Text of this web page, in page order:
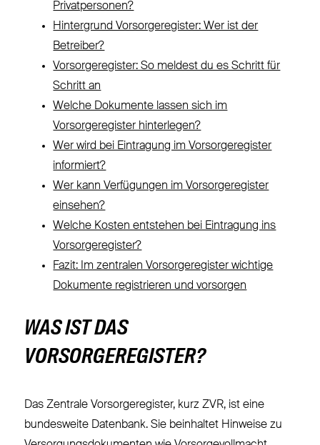
Privatpersonen?
Hintergrund Vorsorgeregister: Wer ist der
Betreiber?
Vorsorgeregister: So meldest du es Schritt für
Schritt an
Welche Dokumente lassen sich im
Vorsorgeregister hinterlegen?
Wer wird bei Eintragung im Vorsorgeregister
informiert?
Wer kann Verfügungen im Vorsorgeregister
einsehen?
Welche Kosten entstehen bei Eintragung ins
Vorsorgeregister?
Fazit: Im zentralen Vorsorgeregister wichtige
Dokumente registrieren und vorsorgen
WAS IST DAS
VORSORGEREGISTER?
Das Zentrale Vorsorgeregister, kurz ZVR, ist eine
bundesweite Datenbank. Sie beinhaltet Hinweise zu